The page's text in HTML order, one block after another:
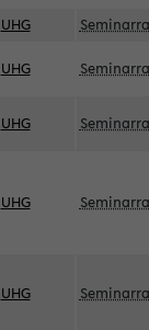
UHG
UHG
UHG
UHG
UHG